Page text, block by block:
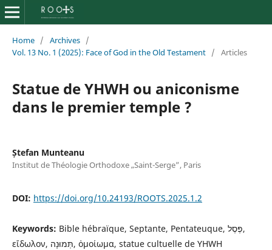
Home / Archives /
Vol. 13 No. 1 (2025): Face of God in the Old Testament / Articles
Statue de YHWH ou aniconisme
dans le premier temple ?
Ștefan Munteanu
Institut de Théologie Orthodoxe „Saint-Serge”, Paris
DOI: https://doi.org/10.24193/ROOTS.2025.1.2
Keywords: Bible hébraïque, Septante, Pentateuque, פֶּסֶל,
εἴδωλον, תְּמוּנָה, ὁμοίωμα, statue cultuelle de YHWH